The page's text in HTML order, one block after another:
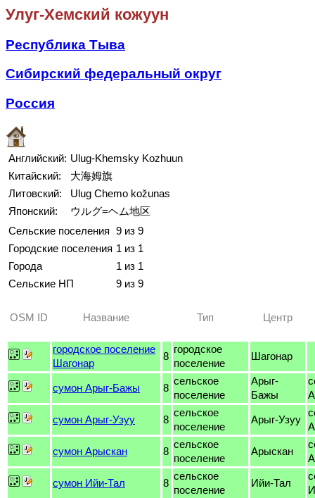
Улуг-Хемский кожуун
Республика Тыва
Сибирский федеральный округ
Россия
Английский: Ulug-Khemsky Kozhuun
Китайский:
大海姆旗
Литовский:
Ulug Chemo kožunas
Японский:
ウルグ=ヘム地区
Сельские поселения 9 из 9
Городские поселения 1 из 1
Города
1 из 1
Сельские НП
9 из 9
OSM ID Название Тип Центр
городское поселение
Шагонар
8
городское
поселение
Шагонар
сумон Арыг-Бажы 8
сельское
поселение
Арыг-
Бажы
сумон Арыг-Узуу 8
сельское
поселение
Арыг-Узуу
сумон Арыскан 8
сельское
поселение
Арыскан
сумон Ийи-Тал 8
сельское
поселение
Ийи-Тал